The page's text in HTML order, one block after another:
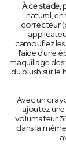
À ce stade,
naturel,
correcteur
camouflez
l’aide d’une
maquillage des
du blush sur
Avec un
ajoutez
volumateur
dans la